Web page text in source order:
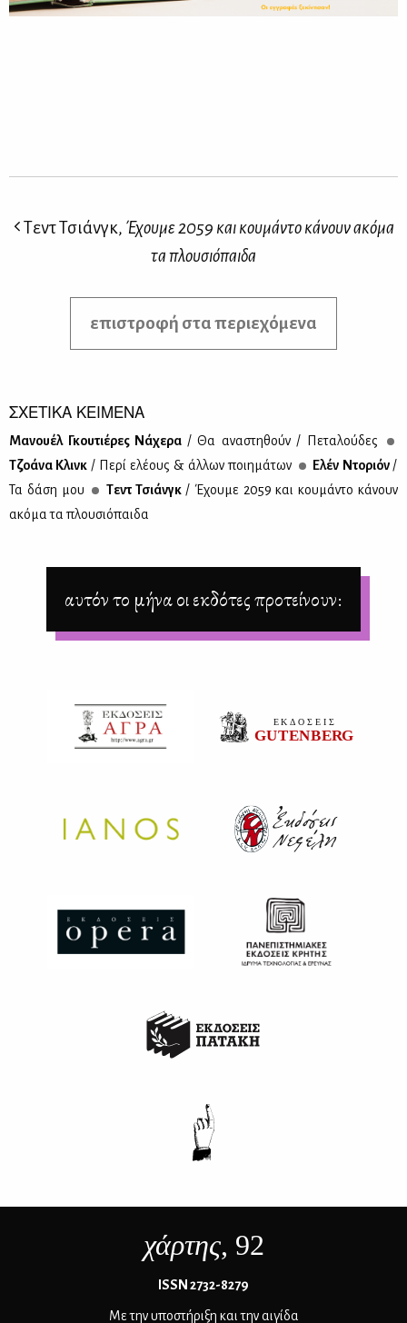
Τεντ Τσιάνγκ, Έχουμε 2059 και κουμάντο κάνουν ακόμα
τα πλουσιόπαιδα
επιστροφή στα περιεχόμενα
ΣΧΕΤΙΚΑ ΚΕΙΜΕΝΑ
Μα­νου­έλ Γκου­τιέ­ρες Νά­χε­ρα / Θα ανα­στη­θούν / Πε­τα­λού­δες
Τζο­ά­να Κλινκ / Πε­ρί ελέ­ους & άλ­λων ποι­η­μά­των Ελέν Ντο­ριόν /
Τα δά­ση μου
Τεντ Τσιάνγκ / Έχου­με 2059 και κου­μά­ντο κά­νουν
ακό­μα τα πλου­σιό­παι­δα
αυτόν το μήνα οι εκδότες προτείνουν:
χάρτης, 92
ΙSSN 2732-8279
Με την υποστήριξη και την αιγίδα